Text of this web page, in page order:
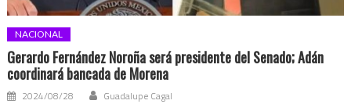
NACIONAL
Gerardo Fernández Noroña será presidente del Senado; Adán
coordinará bancada de Morena
2024/08/28 Guadalupe Cagal